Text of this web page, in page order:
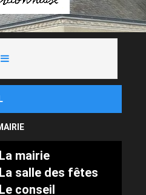
La mairie
La salle des fêtes
Le conseil